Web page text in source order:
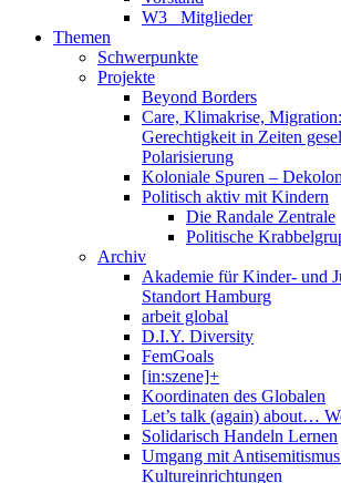
W3_ Mitglieder
Themen
Schwerpunkte
Projekte
Beyond Borders
Care, Klimakrise,
Gerechtigkeit in Zeiten
Polarisierung
Koloniale Spuren –
Politisch aktiv mit Kindern
Die Randale Zentrale
Politische
Archiv
Akademie für Kinder- und
Standort Hamburg
arbeit global
D.I.Y. Diversity
FemGoals
[in:szene]+
Koordinaten des Globalen
Let’s talk (again) about…
Solidarisch Handeln Lernen
Umgang mit
Kultureinrichtungen